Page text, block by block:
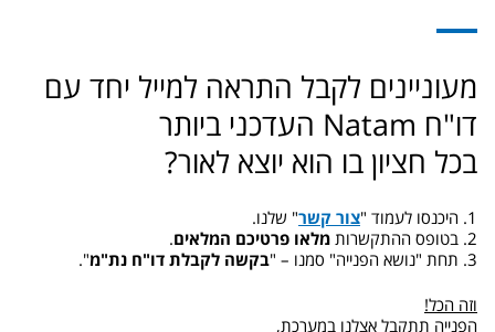
מעוניינים לקבל התראה למייל יחד עם
דו"ח Natam העדכני ביותר
בכל חציון בו הוא יוצא לאור?
1. היכנסו לעמוד " צור קשר" שלנו.
2. בטופס ההתקשרות
מלאו פרטיכם המלאים.
3. תחת "נושא הפנייה" סמנו – "
בקשה לקבלת דו"ח נת"מ".
וזה הכל!
הפנייה תתקבל אצלנו במערכת,